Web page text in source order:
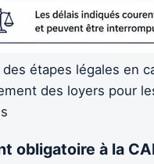
étapes légales en
des loyers pour
obligatoire à la